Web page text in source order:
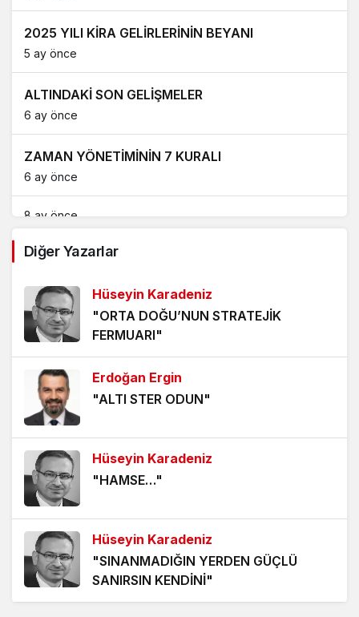
2025 YILI KİRA GELİRLERİNİN BEYANI
5 ay önce
ALTINDAKİ SON GELİŞMELER
6 ay önce
ZAMAN YÖNETİMİNİN 7 KURALI
6 ay önce
8 ay önce
65 YAŞ AYLIĞI
ABD’NİN BORÇLARI VE 3. DÜNYA SAVAŞI
10 ay önce
T.C. MERKEZ BANKASI ENFLASYON RAPORU
2025/3 (3)
10 ay önce
T.C. MERKEZ BANKASI ENFLASYON RAPORU
2025/3 (2)
11 ay önce
Diğer Yazarlar
Hüseyin Karadeniz
"ORTA DOĞU’NUN STRATEJİK
FERMUARI"
Erdoğan Ergin
"ALTI STER ODUN"
Hüseyin Karadeniz
"HAMSE…"
Hüseyin Karadeniz
"SINANMADIĞIN YERDEN GÜÇLÜ
SANIRSIN KENDİNİ"